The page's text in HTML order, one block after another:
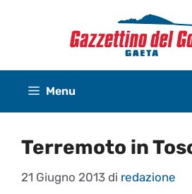
Menu
Terremoto in
21 Giugno 2013 di redazione